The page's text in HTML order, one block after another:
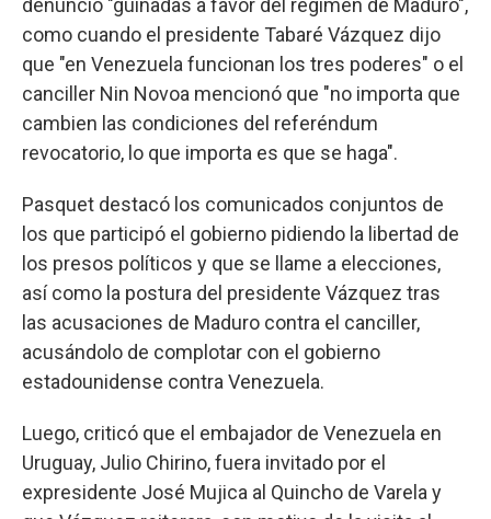
denunció "guiñadas a favor del régimen de Maduro",
como cuando el presidente Tabaré Vázquez dijo
que "en Venezuela funcionan los tres poderes" o el
canciller Nin Novoa mencionó que "no importa que
cambien las condiciones del referéndum
revocatorio, lo que importa es que se haga".
Pasquet destacó los comunicados conjuntos de
los que participó el gobierno pidiendo la libertad de
los presos políticos y que se llame a elecciones,
así como la postura del presidente Vázquez tras
las acusaciones de Maduro contra el canciller,
acusándolo de complotar con el gobierno
estadounidense contra Venezuela.
Luego, criticó que el embajador de Venezuela en
Uruguay, Julio Chirino, fuera invitado por el
expresidente José Mujica al Quincho de Varela y